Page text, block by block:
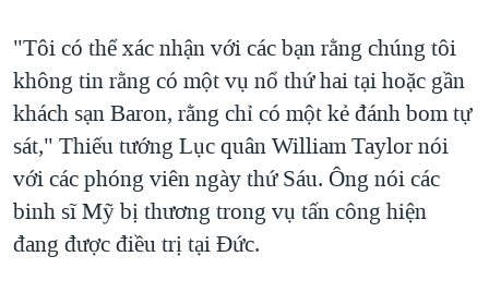
"Tôi có thể xác nhận với các bạn rằng chúng tôi
không tin rằng có một vụ nổ thứ hai tại hoặc gần
khách sạn Baron, rằng chỉ có một kẻ đánh bom tự
sát," Thiếu tướng Lục quân William Taylor nói
với các phóng viên ngày thứ Sáu. Ông nói các
binh sĩ Mỹ bị thương trong vụ tấn công hiện
đang được điều trị tại Đức.